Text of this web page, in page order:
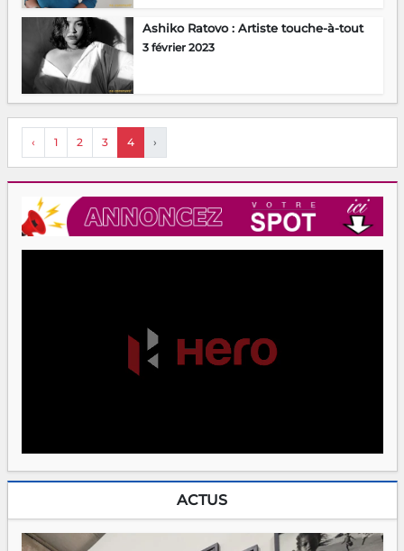
Ashiko Ratovo : Artiste touche-à-tout
3 février 2023
‹ 1 2 3 4 ›
ACTUS